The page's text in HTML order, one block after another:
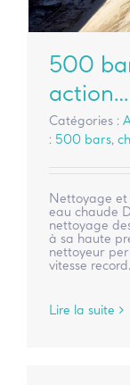
500
action…
Catégories :
: 500 bars,
Nettoyage
eau chaude
nettoyage
à sa haute
nettoyeur
vitesse
Lire la suite